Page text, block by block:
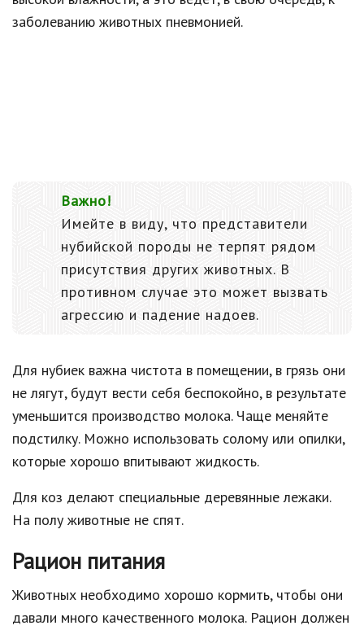
заболеванию животных пневмонией.
Важно!
Имейте в виду, что представители
нубийской породы не терпят рядом
присутствия других животных. В
противном случае это может вызвать
агрессию и падение надоев.
Для нубиек важна чистота в помещении, в грязь они
не лягут, будут вести себя беспокойно, в результате
уменьшится производство молока. Чаще меняйте
подстилку. Можно использовать солому или опилки,
которые хорошо впитывают жидкость.
Для коз делают специальные деревянные лежаки.
На полу животные не спят.
Рацион питания
Животных необходимо хорошо кормить, чтобы они
давали много качественного молока. Рацион должен